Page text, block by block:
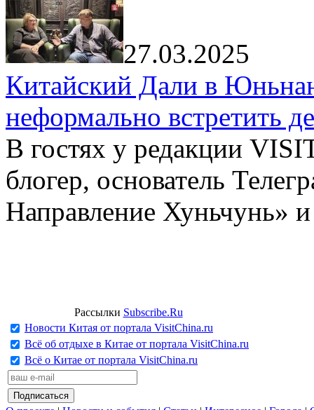
27.03.2025
Китайский Дали в
неформально встретить
В гостях у редакции
блогер, основатель
Направление Хуньчунь»
Рассылки Subscribe.Ru
Новости Китая от портала VisitChina.ru
Всё об отдыхе в Китае от портала VisitChina.ru
Всё о Китае от портала VisitChina.ru